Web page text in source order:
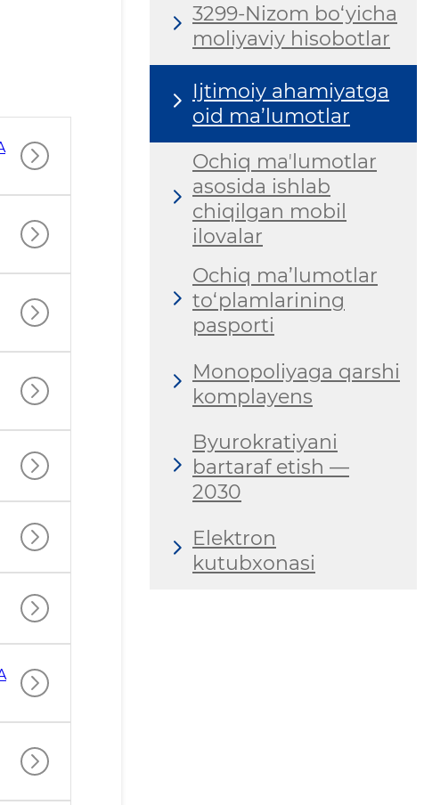
3299-Nizom bo‘yicha
moliyaviy hisobotlar
Ijtimoiy ahamiyatga
oid ma’lumotlar
Ochiq maʼlumotlar
asosida ishlab
chiqilgan mobil
ilovalar
Ochiq ma’lumotlar
to‘plamlarining
pasporti
Monopoliyaga qarshi
komplayens
Byurokratiyani
bartaraf etish —
2030
Elektron
kutubxonasi